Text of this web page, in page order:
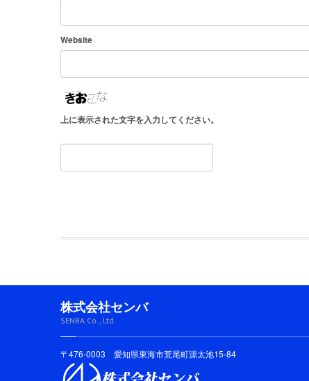
Website
上に表示された文字を入力してください。
株式会社センバ
SENBA Co., Ltd.
〒476-0003 愛知県東海市荒尾町源太池15-84